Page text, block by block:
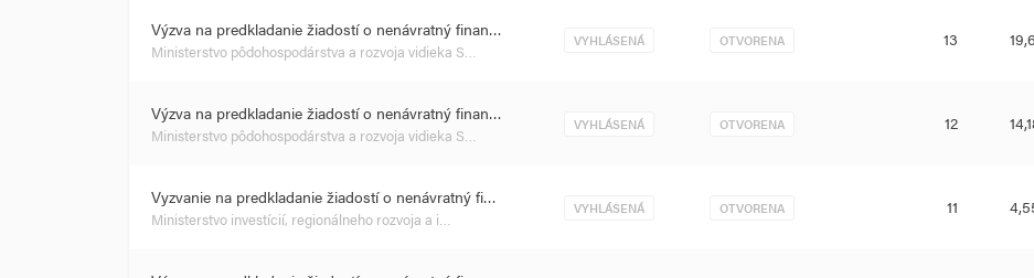
Výzva na predkladanie žiadostí o nenávratný finan…
Ministerstvo pôdohospodárstva a rozvoja vidieka S…
VYHLÁSENÁ OTVORENA 13
Výzva na predkladanie žiadostí o nenávratný finan…
Ministerstvo pôdohospodárstva a rozvoja vidieka S…
VYHLÁSENÁ OTVORENA 12
Vyzvanie na predkladanie žiadostí o nenávratný fi…
Ministerstvo investícií, regionálneho rozvoja a i…
VYHLÁSENÁ OTVORENA 11